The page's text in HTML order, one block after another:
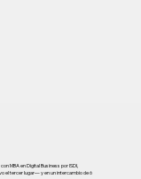
MBA en Digital Business por ISDI,
el tercer lugar— y en un intercambio de 6